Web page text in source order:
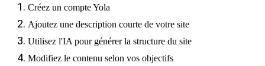
Créez un compte Yola
Ajoutez une description courte de votre site
Utilisez l'IA pour générer la structure du site
Modifiez le contenu selon vos objectifs